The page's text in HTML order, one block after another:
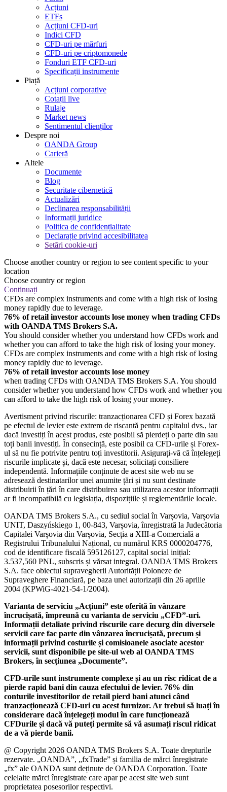
Acțiuni
ETFs
Acțiuni CFD-uri
Indici CFD
CFD-uri pe mărfuri
CFD-uri pe criptomonede
Fonduri ETF CFD-uri
Specificații instrumente
Piață
Acțiuni corporative
Cotații live
Rulaje
Market news
Sentimentul clienților
Despre noi
OANDA Group
Carieră
Altele
Documente
Blog
Securitate cibernetică
Actualizări
Declinarea responsabilității
Informații juridice
Politica de confidențialitate
Declarație privind accesibilitatea
Setări cookie-uri
Choose another country or region to see content specific to your
location
Choose country or region
Continuați
CFDs are complex instruments and come with a high risk of losing
money rapidly due to leverage.
76% of retail investor accounts lose money when trading CFDs
with OANDA TMS Brokers S.A.
You should consider whether you understand how CFDs work and
whether you can afford to take the high risk of losing your money.
CFDs are complex instruments and come with a high risk of losing
money rapidly due to leverage.
76% of retail investor accounts lose money
when trading CFDs with OANDA TMS Brokers S.A. You should
consider whether you understand how CFDs work and whether you
can afford to take the high risk of losing your money.
Avertisment privind riscurile: tranzacționarea CFD și Forex bazată
pe efectul de levier este extrem de riscantă pentru capitalul dvs., iar
dacă investiți în acest produs, este posibil să pierdeți o parte din sau
toți banii investiți. În consecință, este posibil ca CFD-urile și Forex-
ul să nu fie potrivite pentru toți investitorii. Asigurați-vă că înțelegeți
riscurile implicate și, dacă este necesar, solicitați consiliere
independentă. Informațiile conținute de acest site web nu se
adresează destinatarilor unei anumite țări și nu sunt destinate
distribuirii în țări în care distribuirea sau utilizarea acestor informații
ar fi incompatibilă cu legislația, dispozițiile și reglementările locale.
OANDA TMS Brokers S.A., cu sediul social în Varșovia, Varșovia
UNIT, Daszyńskiego 1, 00-843, Varșovia, înregistrată la Judecătoria
Capitalei Varșovia din Varșovia, Secția a XIII-a Comercială a
Registrului Tribunalului Național, cu numărul KRS 0000204776,
cod de identificare fiscală 595126127, capital social inițial:
3.537,560 PNL, subscris și vărsat integral. OANDA TMS Brokers
S.A. face obiectul supravegherii Autorității Poloneze de
Supraveghere Financiară, pe baza unei autorizații din 26 aprilie
2004 (KPWiG-4021-54-1/2004).
Varianta de serviciu „Acțiuni” este oferită în vânzare
încrucișată, împreună cu varianta de serviciu „CFD”-uri.
Informații detaliate privind riscurile care decurg din diversele
servicii care fac parte din vânzarea încrucișată, precum și
informații privind costurile și comisioanele asociate acestor
servicii, sunt disponibile pe site-ul web al OANDA TMS
Brokers, în secțiunea „Documente”.
CFD-urile sunt instrumente complexe și au un risc ridicat de a
pierde rapid bani din cauza efectului de levier. 76% din
conturile investitorilor de retail pierd bani atunci când
tranzacționează CFD-uri cu acest furnizor. Ar trebui să luați în
considerare dacă înțelegeți modul în care funcționează
CFDurile și dacă vă puteți permite să vă asumați riscul ridicat
de a vă pierde banii.
@ Copyright 2026 OANDA TMS Brokers S.A. Toate drepturile
rezervate. „OANDA”, „fxTrade” și familia de mărci înregistrate
„fx” ale OANDA sunt deținute de OANDA Corporation. Toate
celelalte mărci înregistrate care apar pe acest site web sunt
proprietatea posesorilor respectivi.